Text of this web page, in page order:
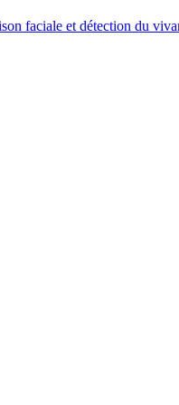
faciale et détection du